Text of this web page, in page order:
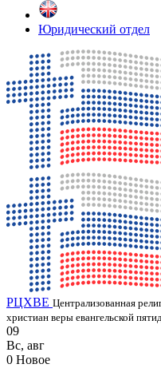
Юридический отдел
РЦХВЕ Централизованная
христиан веры евангельской
09
Вс, авг
0 Новое